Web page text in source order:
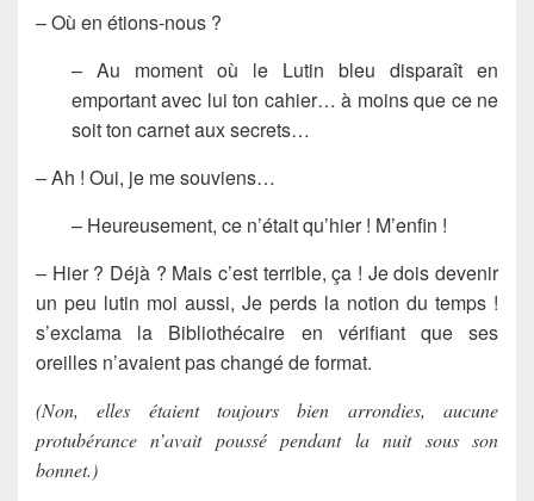
– Où en étions-nous ?
– Au moment où le Lutin bleu disparaît en
emportant avec lui ton cahier… à moins que ce ne
soit ton carnet aux secrets…
– Ah ! Oui, je me souviens…
– Heureusement, ce n’était qu’hier ! M’enfin !
– Hier ? Déjà ? Mais c’est terrible, ça ! Je dois devenir
un peu lutin moi aussi, Je perds la notion du temps !
s’exclama la Bibliothécaire en vérifiant que ses
oreilles n’avaient pas changé de format.
(Non, elles étaient toujours bien arrondies, aucune
protubérance n’avait poussé pendant la nuit sous son
bonnet.)